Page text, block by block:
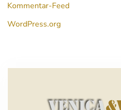
Kommentar-Feed
WordPress.org